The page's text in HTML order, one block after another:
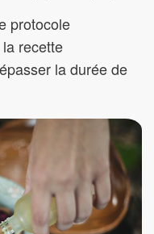
protocole
recette
la durée de